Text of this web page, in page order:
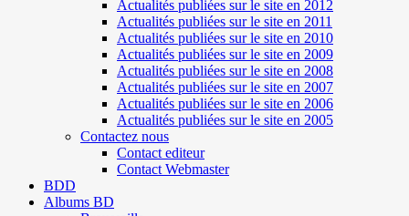
Actualités publiées sur le site en 2012
Actualités publiées sur le site en 2011
Actualités publiées sur le site en 2010
Actualités publiées sur le site en 2009
Actualités publiées sur le site en 2008
Actualités publiées sur le site en 2007
Actualités publiées sur le site en 2006
Actualités publiées sur le site en 2005
Contactez nous
Contact editeur
Contact Webmaster
BDD
Albums BD